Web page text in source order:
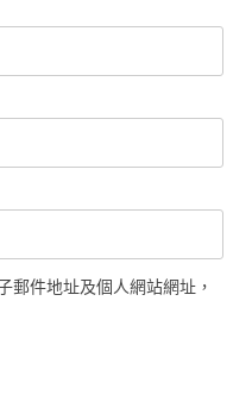
郵件地址及個人網站網址，